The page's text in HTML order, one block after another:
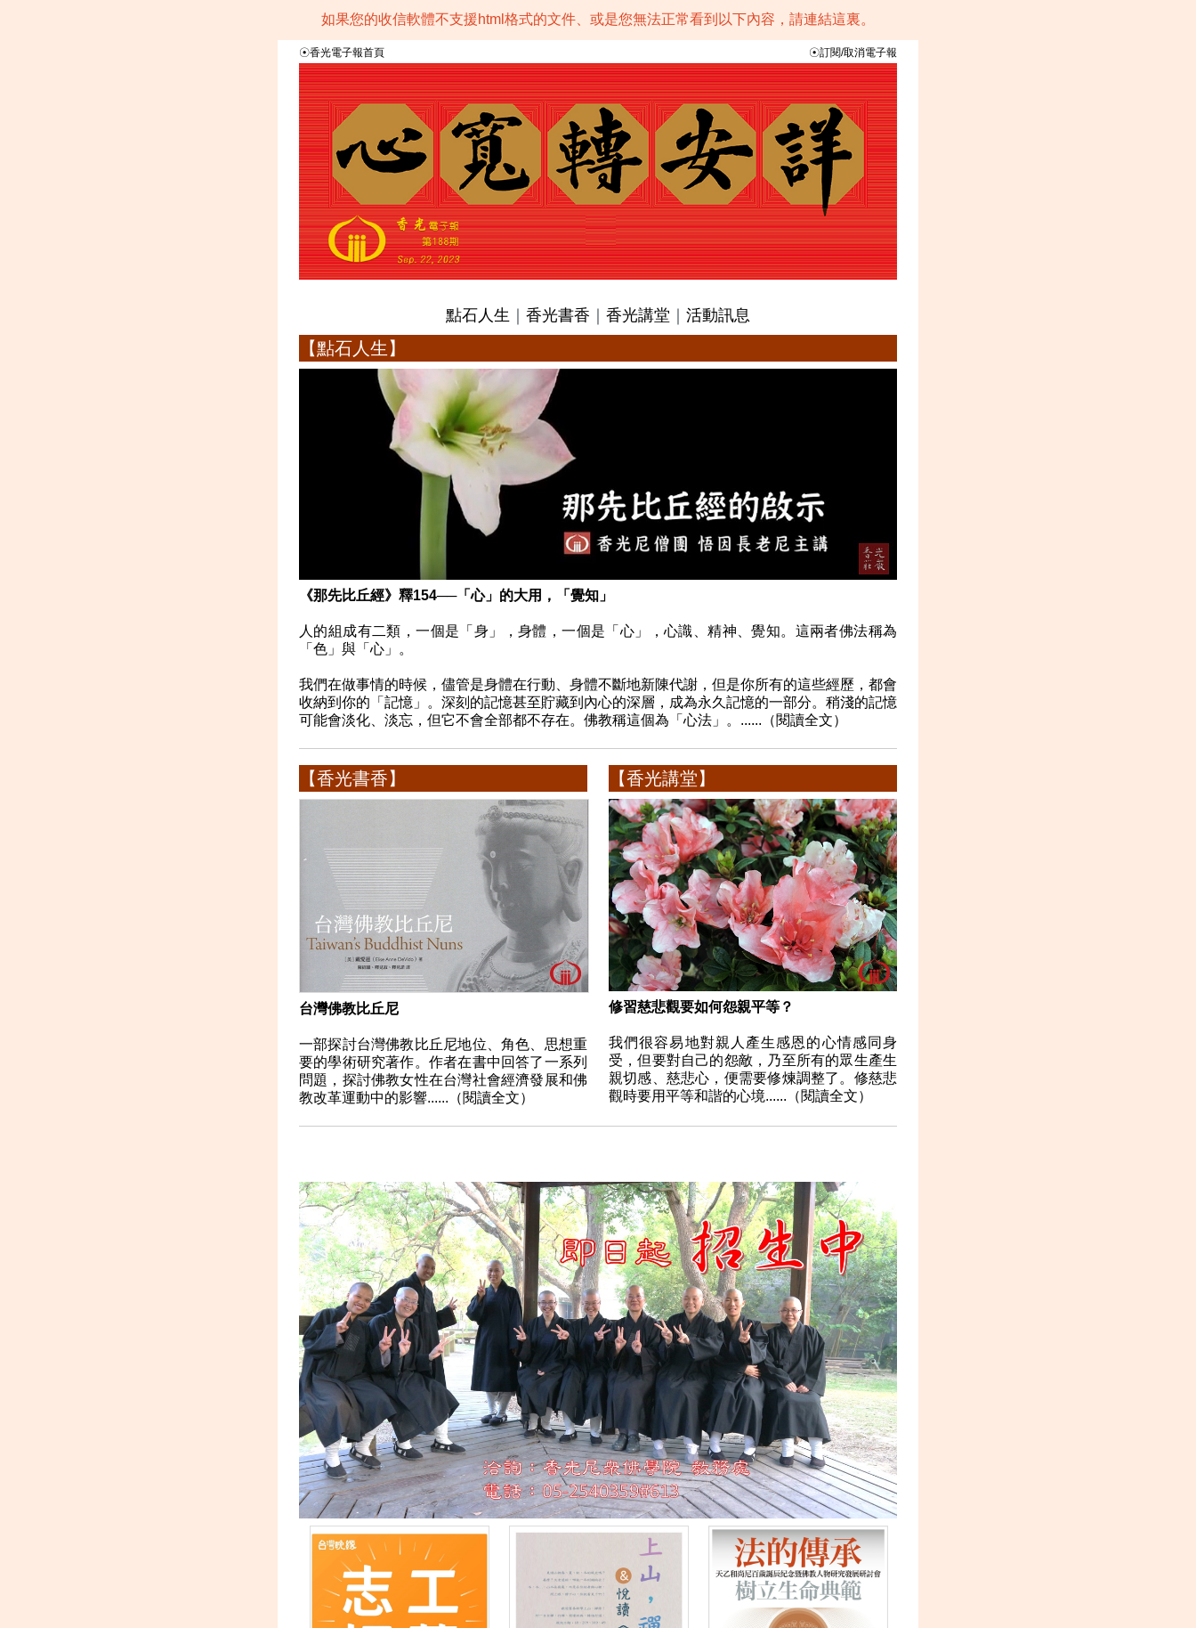
如果您的收信軟體不支援html格式的文件、或是您無法正常看到以下內容，請連結這裏。
☉香光電子報首頁 ☉訂閱/取消電子報
點石人生 香光書香 香光講堂 活動訊息
【點石人生】
《那先比丘經》釋154──「心」的大用，「覺知」
人的組成有二類，一個是「身」，身體，一個是「心」，心識、精神、覺知。這兩者佛法稱為
「色」與「心」。
我們在做事情的時候，儘管是身體在行動、身體不斷地新陳代謝，但是你所有的這些經歷，都會
收納到你的「記憶」。深刻的記憶甚至貯藏到內心的深層，成為永久記憶的一部分。稍淺的記憶
可能會淡化、淡忘，但它不會全部都不存在。佛教稱這個為「心法」。......（閱讀全文）
【香光書香】
台灣佛教比丘尼
一部探討台灣佛教比丘尼地位、角色、思想重
要的學術研究著作。作者在書中回答了一系列
問題，探討佛教女性在台灣社會經濟發展和佛
教改革運動中的影響......（閱讀全文）
【香光講堂】
修習慈悲觀要如何怨親平等？
我們很容易地對親人產生感恩的心情感同身
受，但要對自己的怨敵，乃至所有的眾生產生
親切感、慈悲心，便需要修煉調整了。修慈悲
觀時要用平等和諧的心境......（閱讀全文）